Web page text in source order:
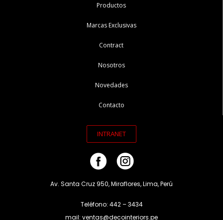
Productos
Marcas Exclusivas
Contract
Nosotros
Novedades
Contacto
INTRANET
Av. Santa Cruz 950, Miraflores, Lima, Perú
Teléfono: 442 – 3434
mail: ventas@decointeriors.pe